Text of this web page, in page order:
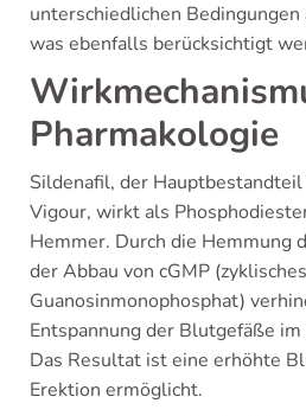
unterschiedlichen
was ebenfalls berücksichtigt
Pharmakologie
Sildenafil, der
Vigour, wirkt als
Hemmer. Durch die Hemmung
der Abbau von cGMP (zyklisches
Guanosinmonophosphat)
Entspannung der Blutgefäße
Das Resultat ist eine erhöhte
Erektion ermöglicht.